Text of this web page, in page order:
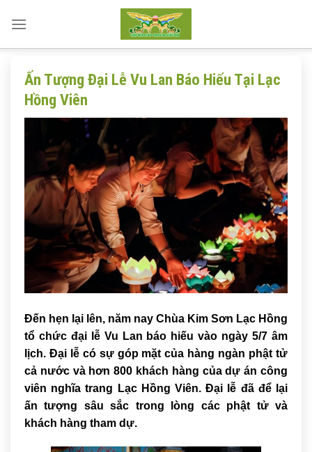
Ấn Tượng Đại Lễ Vu Lan Báo Hiếu Tại Lạc
Hồng Viên
Đến hẹn lại lên, năm nay Chùa Kim Sơn Lạc Hồng
tổ chức đại lễ Vu Lan báo hiếu vào ngày 5/7 âm
lịch. Đại lễ có sự góp mặt của hàng ngàn phật tử
cả nước và hơn 800 khách hàng của dự án công
viên nghĩa trang Lạc Hồng Viên. Đại lễ đã để lại
ấn tượng sâu sắc trong lòng các phật tử và
khách hàng tham dự.